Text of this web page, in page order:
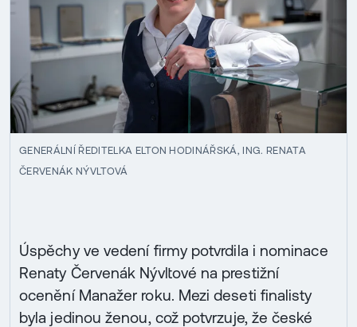
GENERÁLNÍ ŘEDITELKA ELTON HODINÁŘSKÁ, ING. RENATA
ČERVENÁK NÝVLTOVÁ
Úspěchy ve vedení firmy potvrdila i nominace
Renaty Červenák Nývltové na prestižní
ocenění Manažer roku. Mezi deseti finalisty
byla jedinou ženou, což potvrzuje, že české